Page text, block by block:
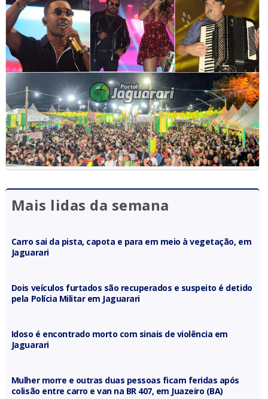
Mais lidas da semana
Carro sai da pista, capota e para em meio à vegetação, em
Jaguarari
Dois veículos furtados são recuperados e suspeito é detido
pela Polícia Militar em Jaguarari
Idoso é encontrado morto com sinais de violência em
Jaguarari
Mulher morre e outras duas pessoas ficam feridas após
colisão entre carro e van na BR 407, em Juazeiro (BA)